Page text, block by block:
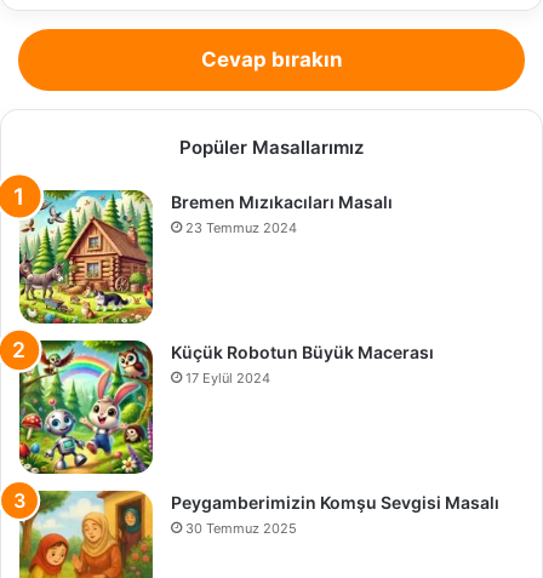
Cevap bırakın
Popüler Masallarımız
Bremen Mızıkacıları Masalı
23 Temmuz 2024
Küçük Robotun Büyük Macerası
17 Eylül 2024
Peygamberimizin Komşu Sevgisi Masalı
30 Temmuz 2025